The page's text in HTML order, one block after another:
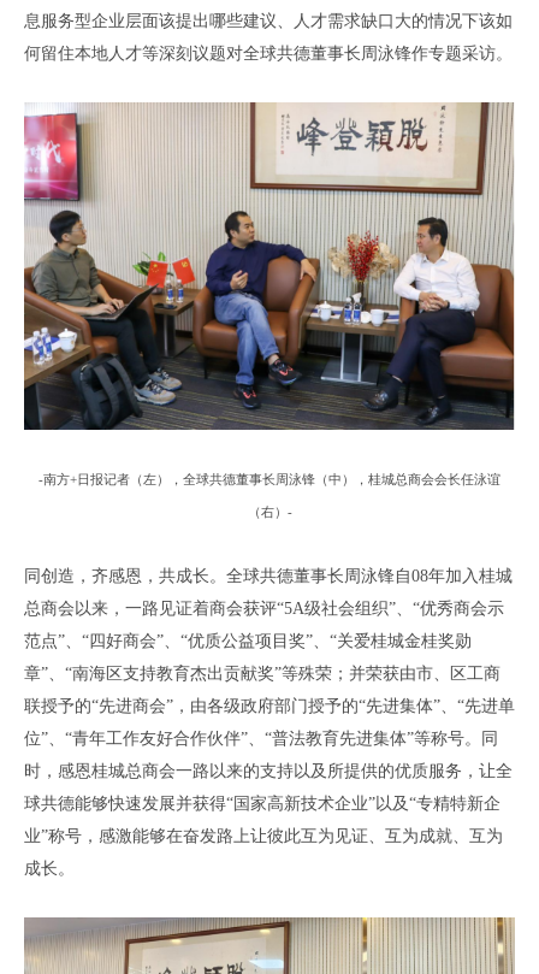
息服务型企业层面该提出哪些建议、
人才需求缺口大的情况下该如
何留住本地人才等深刻议题对全球共德董事长周泳锋作专题采访。
-南方+日报记者 （左）， 全球共德董事长周泳锋 （中 ），桂城总商会会长任泳谊
（右） -
同创造，齐感恩，共成长。全球共德董事长周泳锋自08年加入桂城
总商会以来，一路见证着商会获评“5A级社会组织”、“优秀商会示
范点”、“四好商会”、“优质公益项目奖”、“关爱桂城金桂奖勋
章”、“南海区支持教育杰出贡献奖”等殊荣；并荣获由市、区工商
联授予的“先进商会”，由各级政府部门授予的“先进集体”、“先进单
位”、“青年工作友好合作伙伴”、“普法教育先进集体”等称号。同
时，感恩桂城总商会一路以来的支持以及所提供的优质服务，让全
球共德能够快速发展并获得“国家高新技术企业”以及“专精特新企
业”称号，感激能够在奋发路上让彼此互为见证、互为成就、互为
成长。